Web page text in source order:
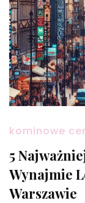
kominowe
5
Wynajmie
Warszawie